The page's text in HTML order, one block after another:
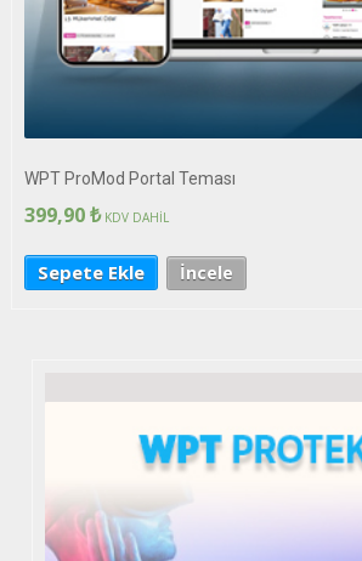
WPT ProMod Portal Teması
399,90₺ KDV DAHİL
Sepete Ekle İncele